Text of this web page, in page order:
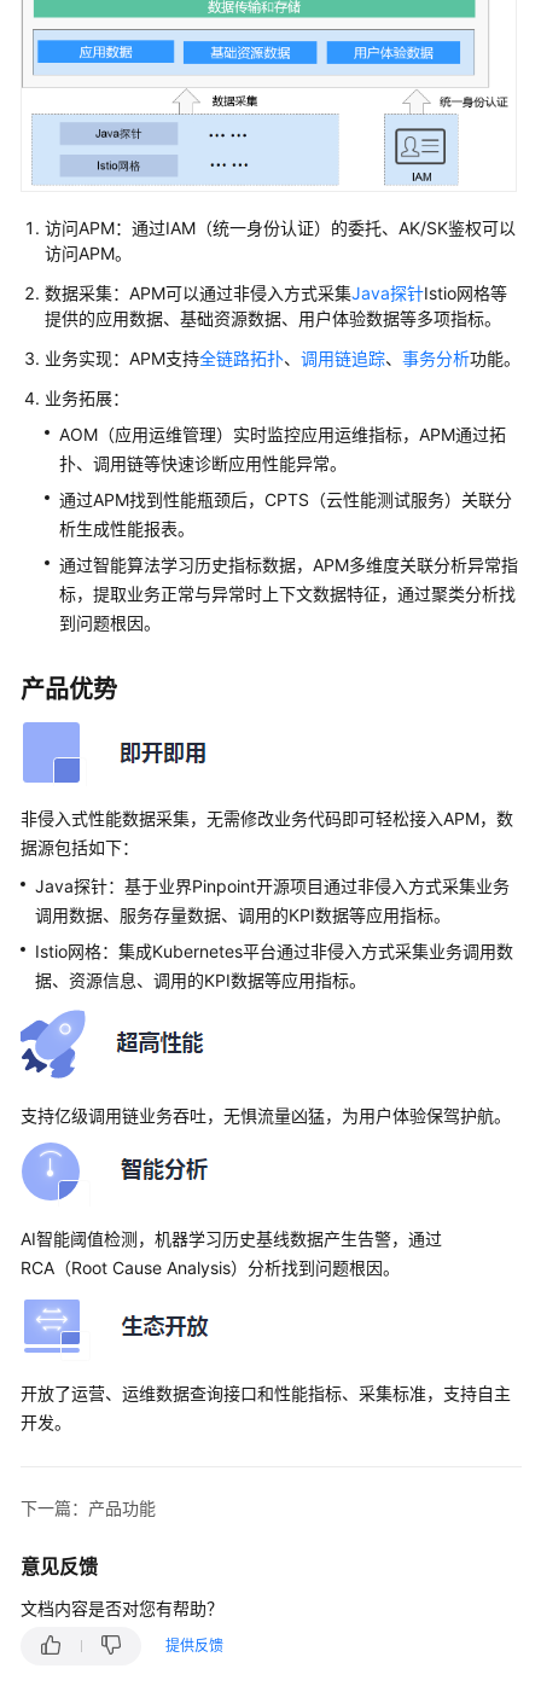
产
品
概
品
功
应
用
景
基
本
概
产
品
格
限
管
隐
私
与
敏
感
信
保
声
明
数
据
采
集
使
计
说
明
版
访问APM：通过IAM（统一身份认证）的委托、AK/SK鉴权可以
访问APM。
数据采集：APM可以通过非侵入方式采集Java探针Istio网格等
提供的应用数据、基础资源数据、用户体验数据等多项指标。
业务实现：APM支持全链路拓扑、 调用链追踪、 事务分析功能。
业务拓展：
AOM（应用运维管理）实时监控应用运维指标，APM通过拓
扑、调用链等快速诊断应用性能异常。
通过APM找到性能瓶颈后，CPTS（云性能测试服务）关联分
析生成性能报表。
通过智能算法学习历史指标数据，APM多维度关联分析异常指
标，提取业务正常与异常时上下文数据特征，通过聚类分析找
到问题根因。
产品优势
非侵入式性能数据采集，无需修改业务代码即可轻松接入APM，数
据源包括如下：
Java探针：基于业界Pinpoint开源项目通过非侵入方式采集业务
调用数据、服务存量数据、调用的KPI数据等应用指标。
Istio网格：集成Kubernetes平台通过非侵入方式采集业务调用数
据、资源信息、调用的KPI数据等应用指标。
支持亿级调用链业务吞吐，无惧流量凶猛，为用户体验保驾护航。
AI智能阈值检测，机器学习历史基线数据产生告警，通过
RCA（Root Cause Analysis）分析找到问题根因。
开放了运营、运维数据查询接口和性能指标、采集标准，支持自主
开发。
下一篇：产品功能
意见反馈
文档内容是否对您有帮助？
提供反馈